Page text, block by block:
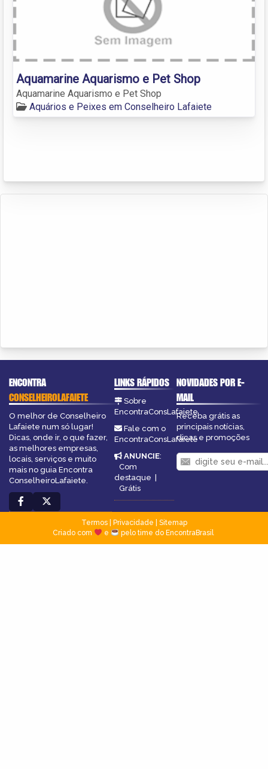
Aquamarine Aquarismo e Pet Shop
Aquamarine Aquarismo e Pet Shop
Aquários e Peixes em Conselheiro Lafaiete
ENCONTRA
CONSELHEIROLAFAIETE
O melhor de Conselheiro
Lafaiete num só lugar!
Dicas, onde ir, o que fazer,
as melhores empresas,
locais, serviços e muito
mais no guia Encontra
ConselheiroLafaiete.
LINKS RÁPIDOS
Sobre
EncontraConsLafaiete
Fale com o
EncontraConsLafaiete
ANUNCIE:
Com
destaque |
Grátis
NOVIDADES POR E-
MAIL
Receba grátis as
principais notícias,
dicas e promoções
Termos| Privacidade
Sitemap
Criado com
e pelo time do EncontraBrasil